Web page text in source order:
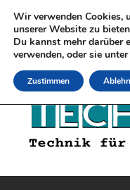
Wir verwenden Cookies,
unserer Website zu
Du kannst mehr darüber
verwenden, oder sie unter
Zustimmen